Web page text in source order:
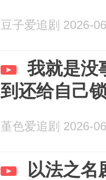
豆子爱追剧 2026-
我就是没
到还给自己
堇色爱追剧 2026-
以法之名